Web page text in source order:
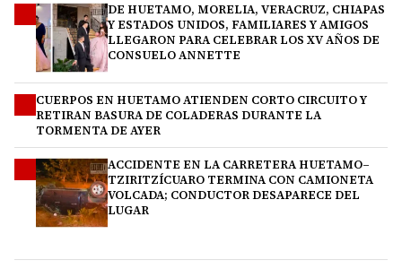
DE HUETAMO, MORELIA, VERACRUZ, CHIAPAS
Y ESTADOS UNIDOS, FAMILIARES Y AMIGOS
LLEGARON PARA CELEBRAR LOS XV AÑOS DE
CONSUELO ANNETTE
CUERPOS EN HUETAMO ATIENDEN CORTO CIRCUITO Y
RETIRAN BASURA DE COLADERAS DURANTE LA
TORMENTA DE AYER
ACCIDENTE EN LA CARRETERA HUETAMO–
TZIRITZÍCUARO TERMINA CON CAMIONETA
VOLCADA; CONDUCTOR DESAPARECE DEL
LUGAR